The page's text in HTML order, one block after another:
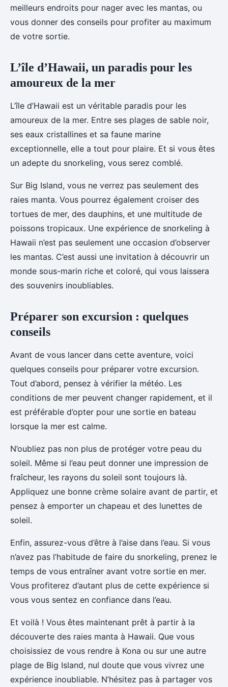
meilleurs endroits pour nager avec les mantas, ou
vous donner des conseils pour profiter au maximum
de votre sortie.
L’île d’Hawaii, un paradis pour les
amoureux de la mer
L’île d’Hawaii est un véritable paradis pour les
amoureux de la mer. Entre ses plages de sable noir,
ses eaux cristallines et sa faune marine
exceptionnelle, elle a tout pour plaire. Et si vous êtes
un adepte du snorkeling, vous serez comblé.
Sur Big Island, vous ne verrez pas seulement des
raies manta. Vous pourrez également croiser des
tortues de mer, des dauphins, et une multitude de
poissons tropicaux. Une expérience de snorkeling à
Hawaii n’est pas seulement une occasion d’observer
les mantas. C’est aussi une invitation à découvrir un
monde sous-marin riche et coloré, qui vous laissera
des souvenirs inoubliables.
Préparer son excursion : quelques
conseils
Avant de vous lancer dans cette aventure, voici
quelques conseils pour préparer votre excursion.
Tout d’abord, pensez à vérifier la météo. Les
conditions de mer peuvent changer rapidement, et il
est préférable d’opter pour une sortie en bateau
lorsque la mer est calme.
N’oubliez pas non plus de protéger votre peau du
soleil. Même si l’eau peut donner une impression de
fraîcheur, les rayons du soleil sont toujours là.
Appliquez une bonne crème solaire avant de partir, et
pensez à emporter un chapeau et des lunettes de
soleil.
Enfin, assurez-vous d’être à l’aise dans l’eau. Si vous
n’avez pas l’habitude de faire du snorkeling, prenez le
temps de vous entraîner avant votre sortie en mer.
Vous profiterez d’autant plus de cette expérience si
vous vous sentez en confiance dans l’eau.
Et voilà ! Vous êtes maintenant prêt à partir à la
découverte des raies manta à Hawaii. Que vous
choisissiez de vous rendre à Kona ou sur une autre
plage de Big Island, nul doute que vous vivrez une
expérience inoubliable. N’hésitez pas à partager vos